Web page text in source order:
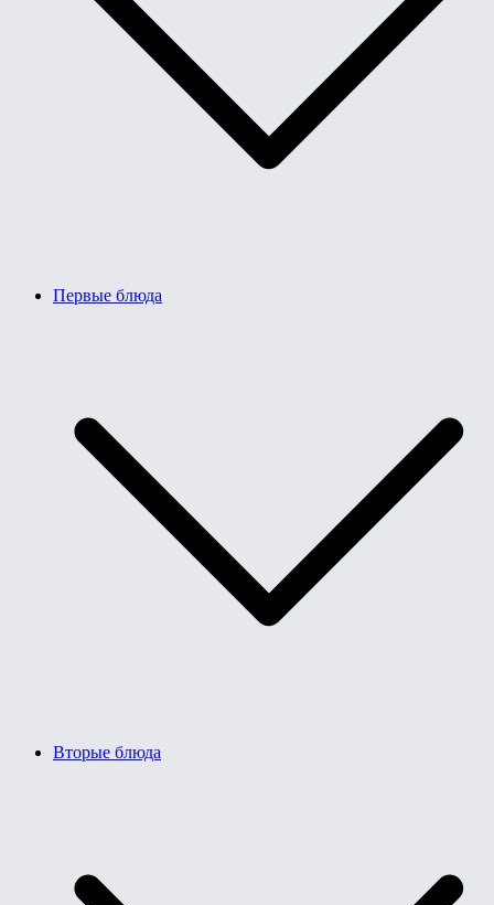
Первые блюда
Вторые блюда